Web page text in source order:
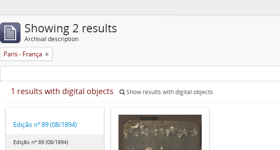
Showing 2 results
Archival description
Paris - França
1 results with digital objects Show results with digital objects
Edição nº 89 (08/1894)
Edição nº 89 (08/1894)